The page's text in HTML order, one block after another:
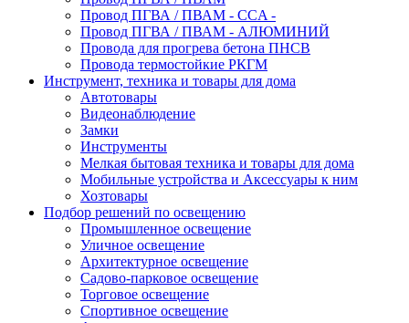
Провод ПГВА / ПВАМ - CCA -
Провод ПГВА / ПВАМ - АЛЮМИНИЙ
Провода для прогрева бетона ПНСВ
Провода термостойкие РКГМ
Инструмент, техника и товары для дома
Автотовары
Видеонаблюдение
Замки
Инструменты
Мелкая бытовая техника и товары для дома
Мобильные устройства и Аксессуары к ним
Хозтовары
Подбор решений по освещению
Промышленное освещение
Уличное освещение
Архитектурное освещение
Садово-парковое освещение
Торговое освещение
Спортивное освещение